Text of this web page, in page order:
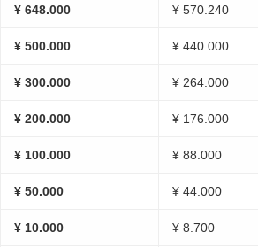
¥ 648.000 ¥ 570.240
¥ 500.000 ¥ 440.000
¥ 300.000 ¥ 264.000
¥ 200.000 ¥ 176.000
¥ 100.000 ¥ 88.000
¥ 50.000 ¥ 44.000
¥ 10.000 ¥ 8.700